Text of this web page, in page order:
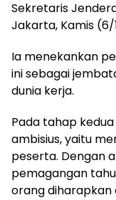
Sekretaris
Jakarta, Kamis (6/
Ia menekankan
ini sebagai
dunia kerja.
Pada tahap
ambisius, yaitu
peserta. Dengan
pemagangan
orang